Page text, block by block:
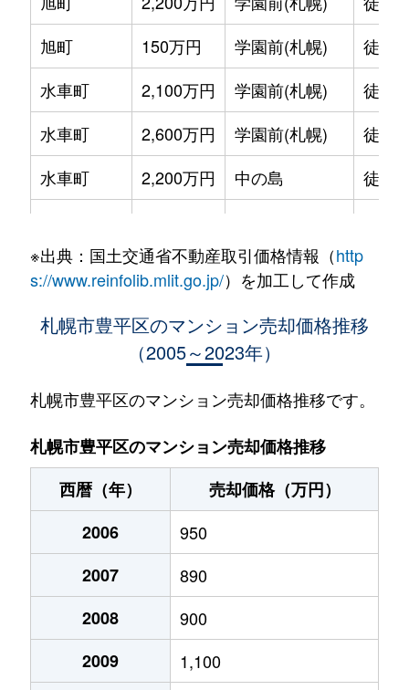
旭町
150万円 学園前(札幌)
徒歩
水車町
2,100万円 学園前(札幌)
徒歩
水車町
2,600万円 学園前(札幌)
徒歩
水車町
2,200万円 中の島
徒歩
水車町
1,400万円 中の島
徒歩
2,500万円 月寒中央
月寒中央通
2,700万円 月寒中央
月寒中央通
1,500万円 月寒中央
月寒中央通
3,000万円 月寒中央
月寒中央通
2,000万円
月寒中央通
260万円
月寒中央通
3,000万円
月寒中央通
3,300万円
※出典：国土交通省不動産取引価格情報（http
s://www.reinfolib.mlit.go.jp/）を加工して作成
札幌市豊平区のマンション売却価格推移
（2005～2023年）
札幌市豊平区のマンション売却価格推移です。
札幌市豊平区のマンション売却価格推移
西暦（年）
売却価格（万円）
2006
950
2007
890
2008
900
2009
1,100